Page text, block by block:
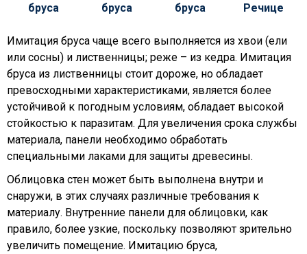
Имитация бруса чаще всего выполняется из хвои (ели
или сосны) и лиственницы; реже – из кедра. Имитация
бруса из лиственницы стоит дороже, но обладает
превосходными характеристиками, является более
устойчивой к погодным условиям, обладает высокой
стойкостью к паразитам. Для увеличения срока службы
материала, панели необходимо обработать
специальными лаками для защиты древесины.
Облицовка стен может быть выполнена внутри и
снаружи, в этих случаях различные требования к
материалу. Внутренние панели для облицовки, как
правило, более узкие, поскольку позволяют зрительно
увеличить помещение. Имитацию бруса,